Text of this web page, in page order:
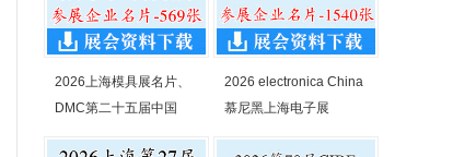
2026上海模具展名片、
DMC第二十五届中国
2026 electronica China
慕尼黑上海电子展